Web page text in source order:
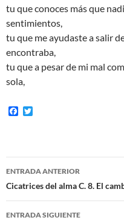
tu que conoces más que
sentimientos,
tu que me ayudaste a salir
encontraba,
tu que a pesar de mi mal
sola,
F
o
o
e
r
Navegación
de
entradas
ENTRADA ANTERIOR
Cicatrices del alma C. 8. El
ENTRADA SIGUIENTE